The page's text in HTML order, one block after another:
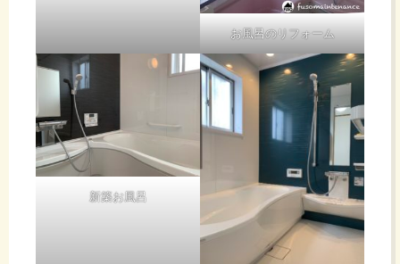
お風呂のリフォーム
新築お風呂